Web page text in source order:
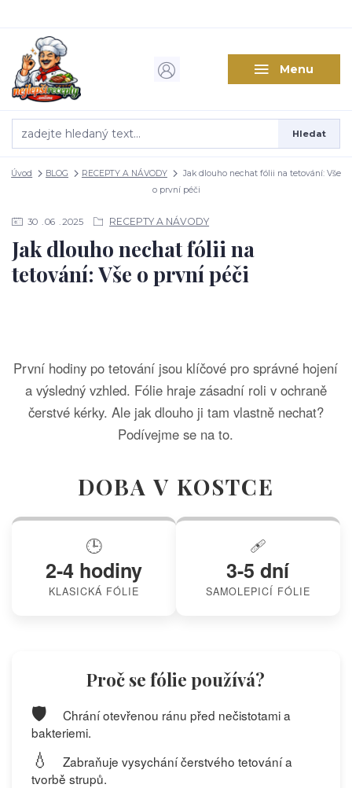
Menu
Hledat
Úvod BLOG RECEPTY A NÁVODY
Jak dlouho nechat fólii na tetování: Vše
o první péči
30 06 2025 RECEPTY A NÁVODY
Jak dlouho nechat fólii na
tetování: Vše o první péči
První hodiny po tetování jsou klíčové pro správné hojení
a výsledný vzhled. Fólie hraje zásadní roli v ochraně
čerstvé kérky. Ale jak dlouho ji tam vlastně nechat?
Podívejme se na to.
DOBA V KOSTCE
🕒
2-4 hodiny
KLASICKÁ FÓLIE
🩹
3-5 dní
SAMOLEPICÍ FÓLIE
Proč se fólie používá?
🛡️
Chrání otevřenou ránu před nečistotami a
bakteriemi.
💧
Zabraňuje vysychání čerstvého tetování a
tvorbě strupů.